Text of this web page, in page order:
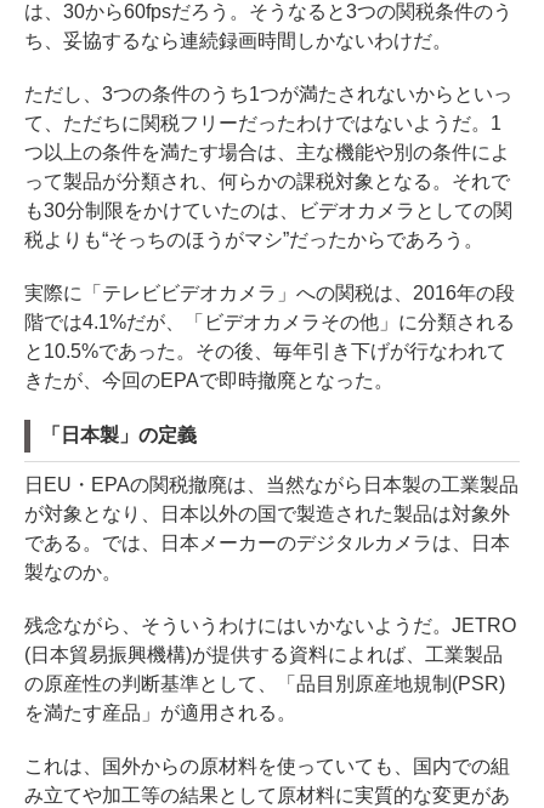
は、30から60fpsだろう。そうなると3つの関税条件のう
ち、妥協するなら連続録画時間しかないわけだ。
ただし、3つの条件のうち1つが満たされないからといっ
て、ただちに関税フリーだったわけではないようだ。1
つ以上の条件を満たす場合は、主な機能や別の条件によ
って製品が分類され、何らかの課税対象となる。それで
も30分制限をかけていたのは、ビデオカメラとしての関
税よりも“そっちのほうがマシ”だったからであろう。
実際に「テレビビデオカメラ」への関税は、2016年の段
階では4.1%だが、「ビデオカメラその他」に分類される
と10.5%であった。その後、毎年引き下げが行なわれて
きたが、今回のEPAで即時撤廃となった。
「日本製」の定義
日EU・EPAの関税撤廃は、当然ながら日本製の工業製品
が対象となり、日本以外の国で製造された製品は対象外
である。では、日本メーカーのデジタルカメラは、日本
製なのか。
残念ながら、そういうわけにはいかないようだ。JETRO
(日本貿易振興機構)が提供する資料によれば、工業製品
の原産性の判断基準として、「品目別原産地規制(PSR)
を満たす産品」が適用される。
これは、国外からの原材料を使っていても、国内での組
み立てや加工等の結果として原材料に実質的な変更があ